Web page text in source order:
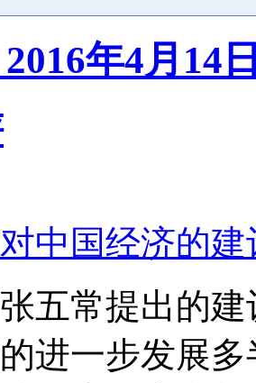
年4月14
中国经济的
五常提出的
进一步发展